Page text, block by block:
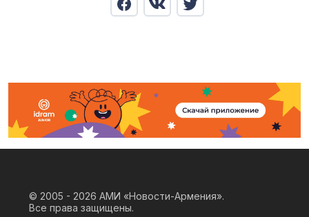
© 2005 - 2026 АМИ «Новости-Армения».
Все права защищены.